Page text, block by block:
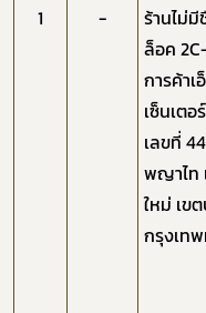
1 -
ร้านไม่
ล็อค
การค้าเ
เซ็นเตอร์
เลขที่
พญาไท
ใหม่ เข
กรุงเท